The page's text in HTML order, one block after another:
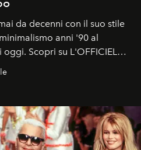
da decenni con il suo stile
anni '90 al
Scopri su L'OFFICIEL